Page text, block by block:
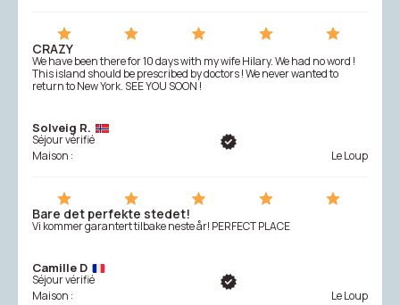
CRAZY
We have been there for 10 days with my wife Hilary. We had no word !
This island should be prescribed by doctors ! We never wanted to
return to New York. SEE YOU SOON !
Solveig R.
Séjour vérifié
Maison :
Le Loup
Bare det perfekte stedet!
Vi kommer garantert tilbake neste år! PERFECT PLACE
Camille D
Séjour vérifié
Maison :
Le Loup